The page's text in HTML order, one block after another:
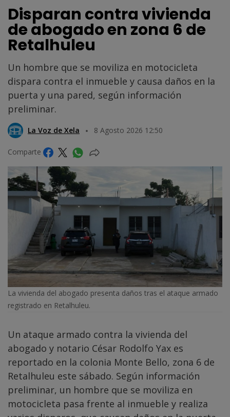
Disparan contra vivienda
de abogado en zona 6 de
Retalhuleu
Un hombre que se moviliza en motocicleta
dispara contra el inmueble y causa daños en la
puerta y una pared, según información
preliminar.
La Voz de Xela 8 Agosto 2026 12:50
Comparte
La vivienda del abogado presenta daños tras el ataque armado
registrado en Retalhuleu.
Un ataque armado contra la vivienda del
abogado y notario César Rodolfo Yax es
reportado en la colonia Monte Bello, zona 6 de
Retalhuleu este sábado. Según información
preliminar, un hombre que se moviliza en
motocicleta pasa frente al inmueble y realiza